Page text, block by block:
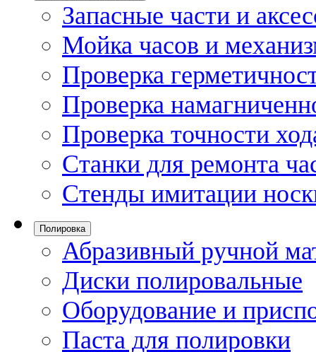
Запасные части и
Мойка часов и
Проверка
Проверка
Проверка точности
Станки для ремонта
Стенды имитации
Полировка
Абразивный ручной
Диски полировальные
Оборудование и
Паста для полировки